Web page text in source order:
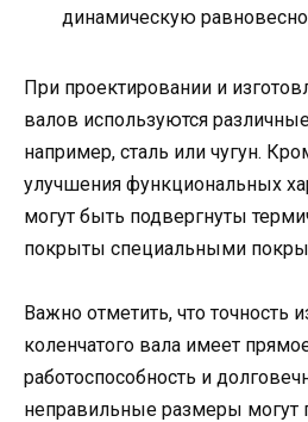
динамическую
При проектировании и
валов используются
например, сталь или чугун.
улучшения функциональных
могут быть подвергнуты
покрыты специальными
Важно отметить, что точность
коленчатого вала имеет
работоспособность и
неправильные размеры могут